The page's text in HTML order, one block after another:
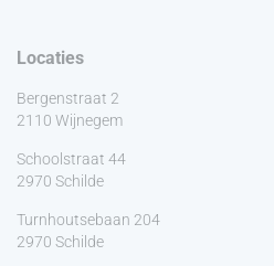
Locaties
Bergenstraat 2
2110 Wijnegem
Schoolstraat 44
2970 Schilde
Turnhoutsebaan 204
2970 Schilde